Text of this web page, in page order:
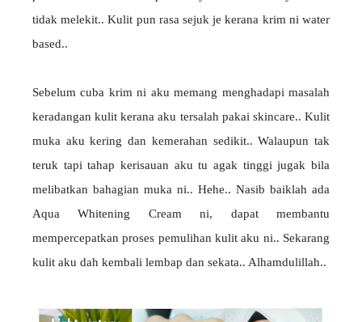
tidak melekit.. Kulit pun rasa sejuk je kerana krim ni water
based..
Sebelum cuba krim ni aku memang menghadapi masalah
keradangan kulit kerana aku tersalah pakai skincare.. Kulit
muka aku kering dan kemerahan sedikit.. Walaupun tak
teruk tapi tahap kerisauan aku tu agak tinggi jugak bila
melibatkan bahagian muka ni.. Hehe.. Nasib baiklah ada
Aqua Whitening Cream ni, dapat membantu
mempercepatkan proses pemulihan kulit aku ni.. Sekarang
kulit aku dah kembali lembap dan sekata.. Alhamdulillah..